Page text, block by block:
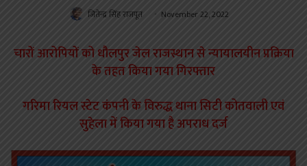
जितेन्द्र सिंह राजपूत November 22, 2022
चारों आरोपियों को धौलपुर जेल राजस्थान से न्यायालयीन प्रक्रिया
के तहत किया गया गिरफ्तार
गरिमा रियल स्टेट कंपनी के विरुद्ध थाना सिटी कोतवाली एवं
सुहेला में किया गया है अपराध दर्ज